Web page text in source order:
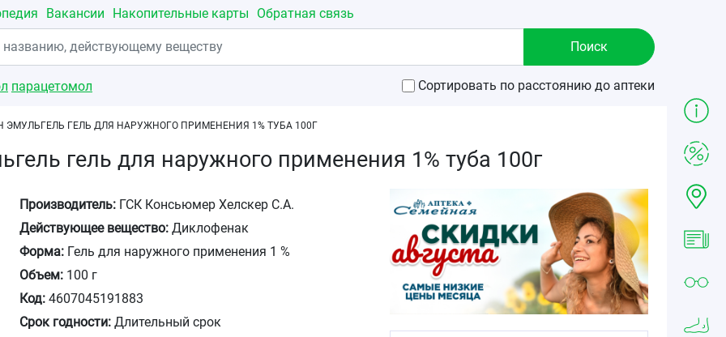
Вакансии Накопительные карты Обратная связь
парацетомол Сортировать по расстоянию до аптеки
ЭМУЛЬГЕЛЬ ГЕЛЬ ДЛЯ НАРУЖНОГО ПРИМЕНЕНИЯ 1% ТУБА 100Г
гель для наружного применения 1% туба 100г
Производитель: ГСК Консьюмер Хелскер С.А.
Действующее вещество: Диклофенак
Форма: Гель для наружного применения 1 %
Объем: 100 г
Код: 4607045191883
Срок годности: Длительный срок